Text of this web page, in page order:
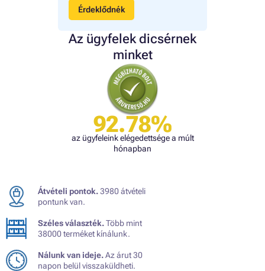
Érdeklődnék
Az ügyfelek dicsérnek
minket
92.78%
az ügyfeleink elégedettsége a múlt
hónapban
Átvételi pontok.3980 átvételi
pontunk van.
Széles választék.Több mint
38000 terméket kínálunk.
Nálunk van ideje.Az árut 30
napon belül visszaküldheti.